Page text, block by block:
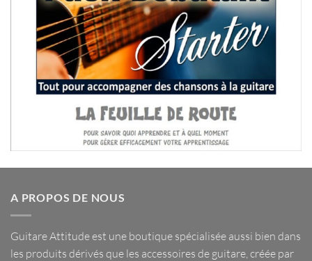
A PROPOS DE NOUS
Guitare Attitude est une boutique spécialisée aussi bien dans
les produits dérivés que les accessoires de guitare , créée par